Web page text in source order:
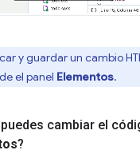
y guardar un cambio
el panel Elementos.
cambiar el
?